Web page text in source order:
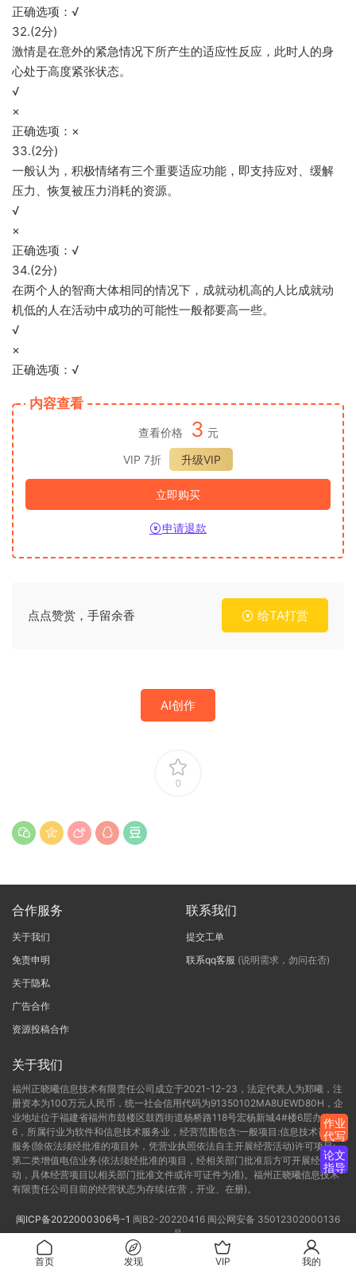
正确选项：√
32.(2分)
激情是在意外的紧急情况下所产生的适应性反应，此时人的身
心处于高度紧张状态。
√
×
正确选项：×
33.(2分)
一般认为，积极情绪有三个重要适应功能，即支持应对、缓解
压力、恢复被压力消耗的资源。
√
×
正确选项：√
34.(2分)
在两个人的智商大体相同的情况下，成就动机高的人比成就动
机低的人在活动中成功的可能性一般都要高一些。
√
×
正确选项：√
内容查看
查看价格 3 元
VIP 7折
升级VIP
立即购买
申请退款
点点赞赏，手留余香 给TA打赏
AI创作
0
合作服务
关于我们
免责申明
关于隐私
广告合作
资源投稿合作
联系我们
提交工单
联系qq客服 (说明需求，勿问在否)
关于我们
福州正晓曦信息技术有限责任公司成立于2021-12-23，法定代表人为郑曦，注
册资本为100万元人民币，统一社会信用代码为91350102MA8UEWD80H，企
业地址位于福建省福州市鼓楼区鼓西街道杨桥路118号宏杨新城4#楼6层办公C-
6，所属行业为软件和信息技术服务业，经营范围包含:一般项目:信息技术咨询
服务(除依法须经批准的项目外，凭营业执照依法自主开展经营活动)许可项目:
第二类增值电信业务(依法须经批准的项目，经相关部门批准后方可开展经营活
动，具体经营项目以相关部门批准文件或许可证件为准)。福州正晓曦信息技术
有限责任公司目前的经营状态为存续(在营，开业、在册)。
闽ICP备2022000306号-1 闽B2-20220416 闽公网安备 35012302000136
号
作业
代写
论文
指导
首页 发现 VIP 我的